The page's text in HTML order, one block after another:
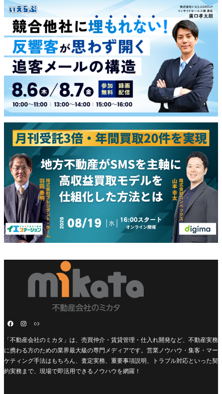
「不動産会社のミカタ」は、売買仲介・賃貸管理・仕入れ開発など、不動産実務
に携わる方のための業界最大級の専門メディアです。営業ノウハウ・集客・マー
ケティング手法はもちろん、査定実務、重要事項説明、トラブル対応といった契
約実務まで、現場で即活用できるノウハウを網羅！